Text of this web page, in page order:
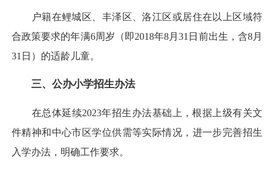
户籍在鲤城区、丰泽区、洛江区或居住在以上区域符
合政策要求的年满6周岁（即2018年8月31日前出生，含8月
31日）的适龄儿童。
三、公办小学招生办法
在总体延续2023年招生办法基础上，根据上级有关文
件精神和中心市区学位供需等实际情况，进一步完善招生
入学办法，明确工作要求。